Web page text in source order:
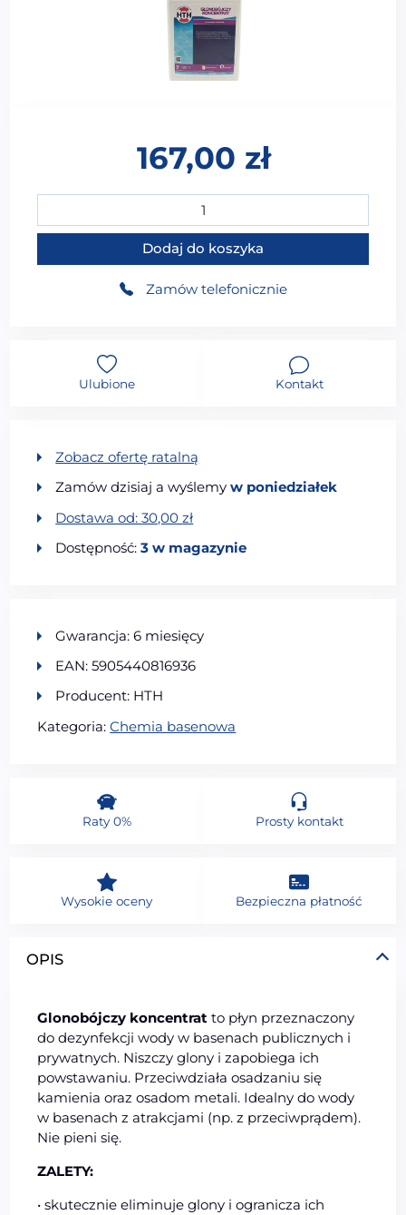
OPIS
Glonobójczy koncentrat to płyn przeznaczony
do dezynfekcji wody w basenach publicznych i
prywatnych. Niszczy glony i zapobiega ich
powstawaniu. Przeciwdziała osadzaniu się
kamienia oraz osadom metali. Idealny do wody
w basenach z atrakcjami (np. z przeciwprądem).
Nie pieni się.
ZALETY:
• skutecznie eliminuje glony i ogranicza ich
167,00 zł
ilość HTH GLONOBÓJCZY KONCENTRAT 3000ML
Dodaj do koszyka
Zamów telefonicznie
Ulubione Kontakt
Zobacz ofertę ratalną
Zamów dzisiaj a wyślemyw poniedziałek
Dostawa od:30,00zł
Dostępność:3 w magazynie
Gwarancja: 6 miesięcy
EAN: 5905440816936
Producent: HTH
Kategoria:Chemia basenowa
Raty 0% Prosty kontakt
Wysokie oceny Bezpieczna płatność